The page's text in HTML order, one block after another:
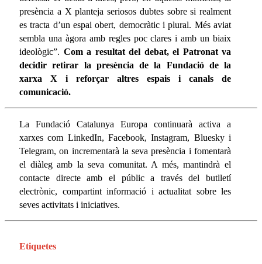
presència a X planteja seriosos dubtes sobre si realment
es tracta d’un espai obert, democràtic i plural. Més aviat
sembla una àgora amb regles poc clares i amb un biaix
ideològic”. Com a resultat del debat, el Patronat va
decidir retirar la presència de la Fundació de la
xarxa X i reforçar altres espais i canals de
comunicació.
La Fundació Catalunya Europa continuarà activa a
xarxes com LinkedIn, Facebook, Instagram, Bluesky i
Telegram, on incrementarà la seva presència i fomentarà
el diàleg amb la seva comunitat. A més, mantindrà el
contacte directe amb el públic a través del butlletí
electrònic, compartint informació i actualitat sobre les
seves activitats i iniciatives.
Etiquetes